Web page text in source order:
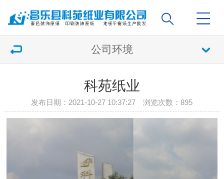
公司环境
科苑纸业
发布日期：2021-10-27 10:37:27 浏览次数：895